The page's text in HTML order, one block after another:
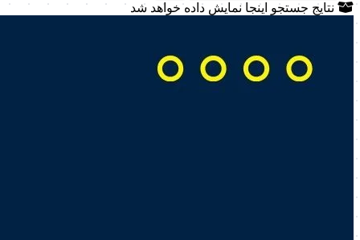
نتایج جستجو اینجا نمایش داده خواهد شد